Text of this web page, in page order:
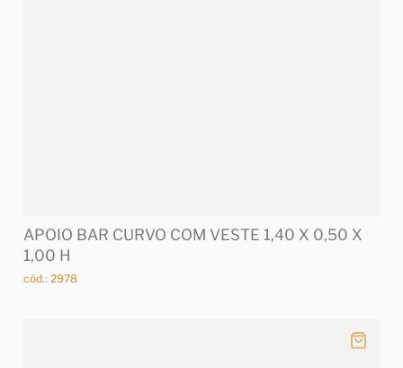
APOIO BAR CURVO COM VESTE 1,40 X 0,50 X
1,00 H
cód.: 2978